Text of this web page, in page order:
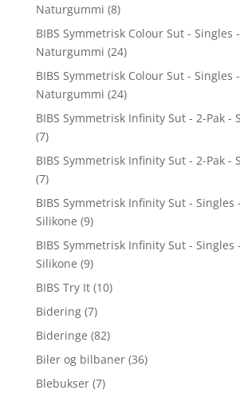
Naturgummi (8)
BIBS Symmetrisk Colour Sut - Singles
Naturgummi (24)
BIBS Symmetrisk Colour Sut - Singles
Naturgummi (24)
BIBS Symmetrisk Infinity Sut - 2-Pak -
(7)
BIBS Symmetrisk Infinity Sut - 2-Pak -
(7)
BIBS Symmetrisk Infinity Sut - Singles
Silikone (9)
BIBS Symmetrisk Infinity Sut - Singles
Silikone (9)
BIBS Try It (10)
Bidering (7)
Bideringe (82)
Biler og bilbaner (36)
Blebukser (7)